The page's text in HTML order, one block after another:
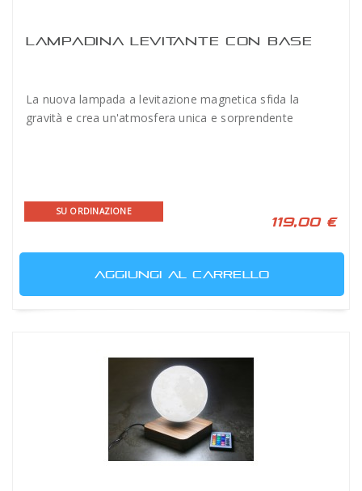
LAMPADINA LEVITANTE CON BASE
La nuova lampada a levitazione magnetica sfida la
gravità e crea un'atmosfera unica e sorprendente
SU ORDINAZIONE
119,00 €
AGGIUNGI AL CARRELLO